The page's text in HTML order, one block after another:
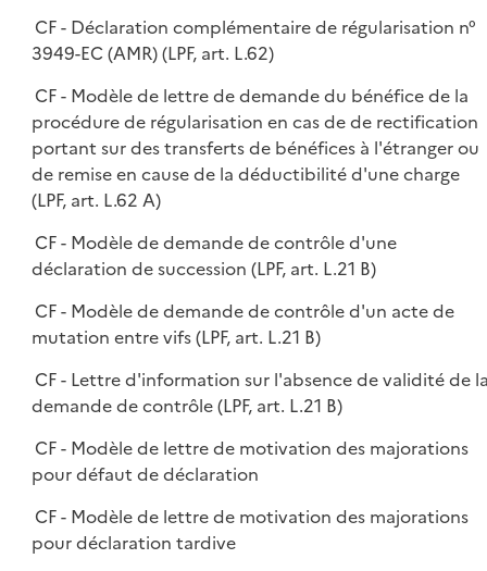
CF - Déclaration complémentaire de régularisation n°
3949-EC (AMR) (LPF, art. L.62)
CF - Modèle de lettre de demande du bénéfice de la
procédure de régularisation en cas de de rectification
portant sur des transferts de bénéfices à l'étranger ou
de remise en cause de la déductibilité d'une charge
(LPF, art. L.62 A)
CF - Modèle de demande de contrôle d'une
déclaration de succession (LPF, art. L.21 B)
CF - Modèle de demande de contrôle d'un acte de
mutation entre vifs (LPF, art. L.21 B)
CF - Lettre d'information sur l'absence de validité de
demande de contrôle (LPF, art. L.21 B)
CF - Modèle de lettre de motivation des majorations
pour défaut de déclaration
CF - Modèle de lettre de motivation des majorations
pour déclaration tardive